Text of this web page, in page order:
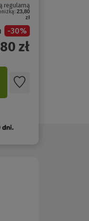
regularną
23,80
zł
-30%
zł